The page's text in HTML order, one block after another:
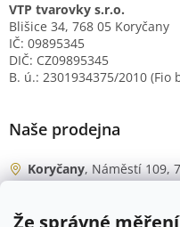
VTP tvarovky s.r.o.
Blišice 34, 768 05 Koryčany
IČ: 09895345
DIČ: CZ09895345
B. ú.: 2301934375/2010 (Fio
Naše prodejna
Koryčany, Náměstí 109,